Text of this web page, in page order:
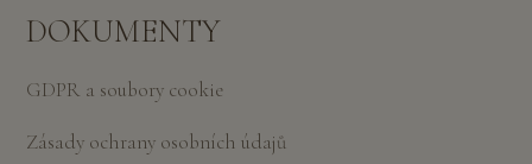
DOKUMENTY
GDPR a soubory cookie
Zásady ochrany osobních údajů